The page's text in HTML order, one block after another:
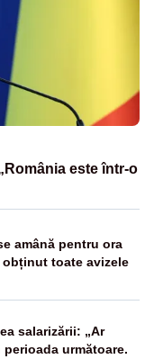
este într-o
amână pentru ora
toate avizele
salarizării: „Ar
următoare.